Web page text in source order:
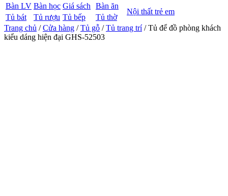
Bàn LV Bàn học Giá sách Bàn ăn
Nội thất trẻ em
Tủ bát Tủ rượu Tủ bếp
Tủ thờ
Trang chủ /Cửa hàng /Tủ gỗ /Tủ trang trí/ Tủ để đồ phòng khách
kiểu dáng hiện đại GHS-52503